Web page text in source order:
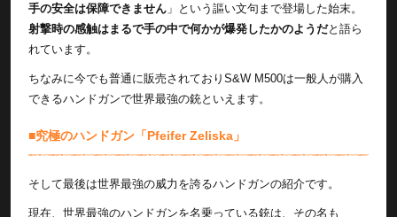
手の安全は保障できません 」という謳い文句まで登場した始末。
射撃時の感触はまるで手の中で何かが爆発したかのようだと語ら
れています。
ちなみに今でも普通に販売されておりS&W M500は一般人が購入
できるハンドガンで世界最強の銃といえます。
■究極のハンドガン「Pfeifer Zeliska」
そして最後は世界最強の威力を誇るハンドガンの紹介です。
現在、世界最強のハンドガンを名乗っている銃は、その名も